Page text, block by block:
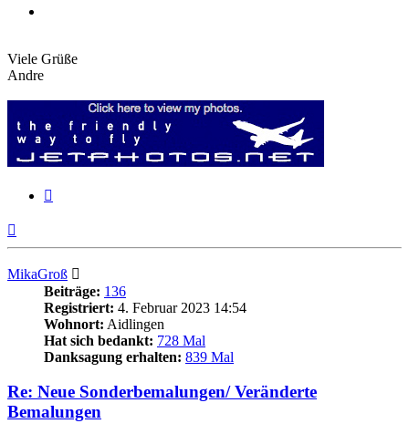
Viele Grüße
Andre
MikaGroß
Beiträge: 136
Registriert: 4. Februar 2023 14:54
Wohnort: Aidlingen
Hat sich bedankt: 728 Mal
Danksagung erhalten: 839 Mal
Re: Neue Sonderbemalungen/ Veränderte
Bemalungen